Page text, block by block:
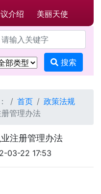
介绍 美丽天使
请输入关键字
搜索
首页
政策法规
管理办法
注册管理办法
03-22 17:53